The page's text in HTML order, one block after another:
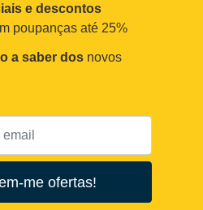
e descontos
poupanças até 25%
a saber dos novos
me ofertas!